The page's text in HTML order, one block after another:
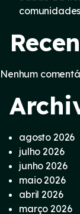
Nenhum
agosto 2026
julho 2026
junho 2026
maio 2026
abril 2026
março 2026